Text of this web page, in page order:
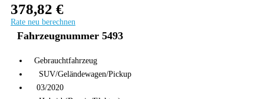
378,82 €
Rate neu berechnen
Fahrzeugnummer 5493
Gebrauchtfahrzeug
SUV/Geländewagen/Pickup
03/2020